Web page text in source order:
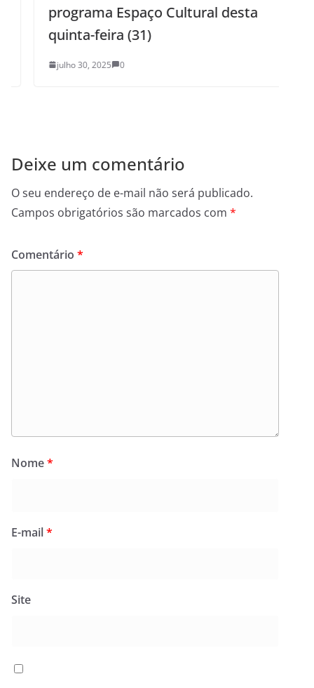
programa Espaço Cultural desta
quinta-feira (31)
julho 30, 2025 0
Deixe um comentário
O seu endereço de e-mail não será publicado.
Campos obrigatórios são marcados com *
Comentário *
Nome*
E-mail*
Site